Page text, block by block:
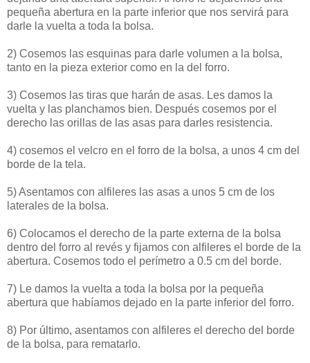
pequeña abertura en la parte inferior que nos servirá para
darle la vuelta a toda la bolsa.
2) Cosemos las esquinas para darle volumen a la bolsa,
tanto en la pieza exterior como en la del forro.
3) Cosemos las tiras que harán de asas. Les damos la
vuelta y las planchamos bien. Después cosemos por el
derecho las orillas de las asas para darles resistencia.
4) cosemos el velcro en el forro de la bolsa, a unos 4 cm del
borde de la tela.
5) Asentamos con alfileres las asas a unos 5 cm de los
laterales de la bolsa.
6) Colocamos el derecho de la parte externa de la bolsa
dentro del forro al revés y fijamos con alfileres el borde de la
abertura. Cosemos todo el perímetro a 0.5 cm del borde.
7) Le damos la vuelta a toda la bolsa por la pequeña
abertura que habíamos dejado en la parte inferior del forro.
8) Por último, asentamos con alfileres el derecho del borde
de la bolsa, para rematarlo.